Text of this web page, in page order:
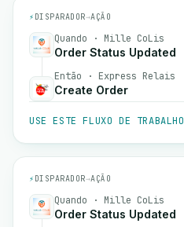
⚡ DISPARADOR→AÇÃO
Quando · Mille CoLis
Order Status Updated
Então · Express Relais
Create Order
USE ESTE FLUXO DE TRABALHO
⚡ DISPARADOR→AÇÃO
Quando · Mille CoLis
Order Status Updated